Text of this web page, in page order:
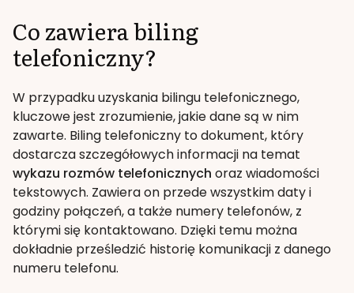
Co zawiera biling
telefoniczny?
W przypadku uzyskania bilingu telefonicznego,
kluczowe jest zrozumienie, jakie dane są w nim
zawarte. Biling telefoniczny to dokument, który
dostarcza szczegółowych informacji na temat
wykazu rozmów telefonicznych oraz wiadomości
tekstowych. Zawiera on przede wszystkim daty i
godziny połączeń, a także numery telefonów, z
którymi się kontaktowano. Dzięki temu można
dokładnie prześledzić historię komunikacji z danego
numeru telefonu.